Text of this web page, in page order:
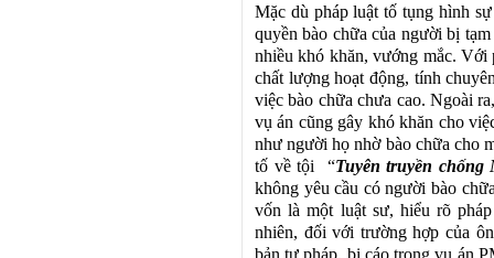
Mặc dù pháp luật tố tụng hình
quyền bào chữa của người bị
nhiều khó khăn, vướng mắc. Với
chất lượng hoạt động, tính
việc bào chữa chưa cao. Ngoài
vụ án cũng gây khó khăn cho
như người họ nhờ bào chữa cho
tố về tội “Tuyên truyền
không yêu cầu có người bào
vốn là một luật sư, hiểu rõ
nhiên, đối với trường hợp của